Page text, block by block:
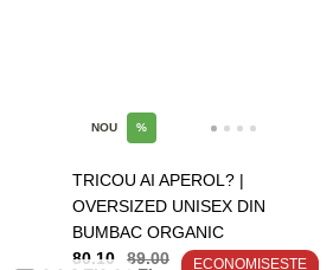
NOU %
TRICOU AI APEROL? |
OVERSIZED UNISEX DIN
BUMBAC ORGANIC
80.10
89.00
ECONOMISEȘTE